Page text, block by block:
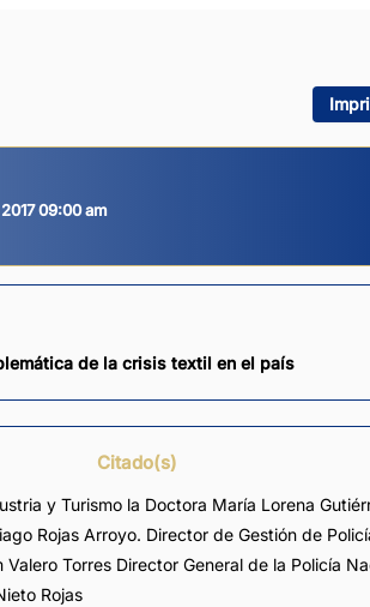
09:00 am
de la crisis textil en el país
Citado(s)
y Turismo la Doctora María Lorena
Rojas Arroyo. Director de Gestión de
Torres Director General de la Policía
Rojas